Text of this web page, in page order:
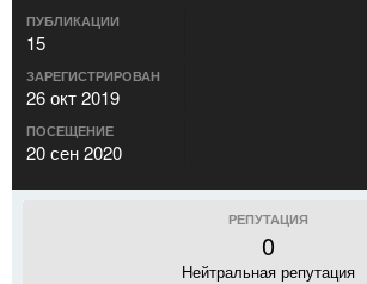
ПУБЛИКАЦИИ
15
ЗАРЕГИСТРИРОВАН
26 окт 2019
ПОСЕЩЕНИЕ
20 сен 2020
РЕПУТАЦИЯ
0
Нейтральная репутация